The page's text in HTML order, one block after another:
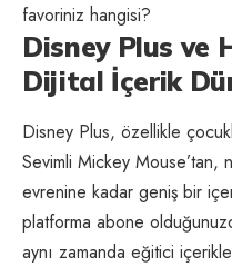
favoriniz hangisi?
Disney Plus ve
Dijital İçerik
Disney Plus, özellikle
Sevimli Mickey Mouse’tan,
evrenine kadar geniş bir
platforma abone
aynı zamanda eğitici